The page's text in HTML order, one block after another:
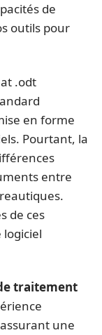
de
outils pour
.odt
en forme
Pourtant, la
entre
de ces
traitement
une